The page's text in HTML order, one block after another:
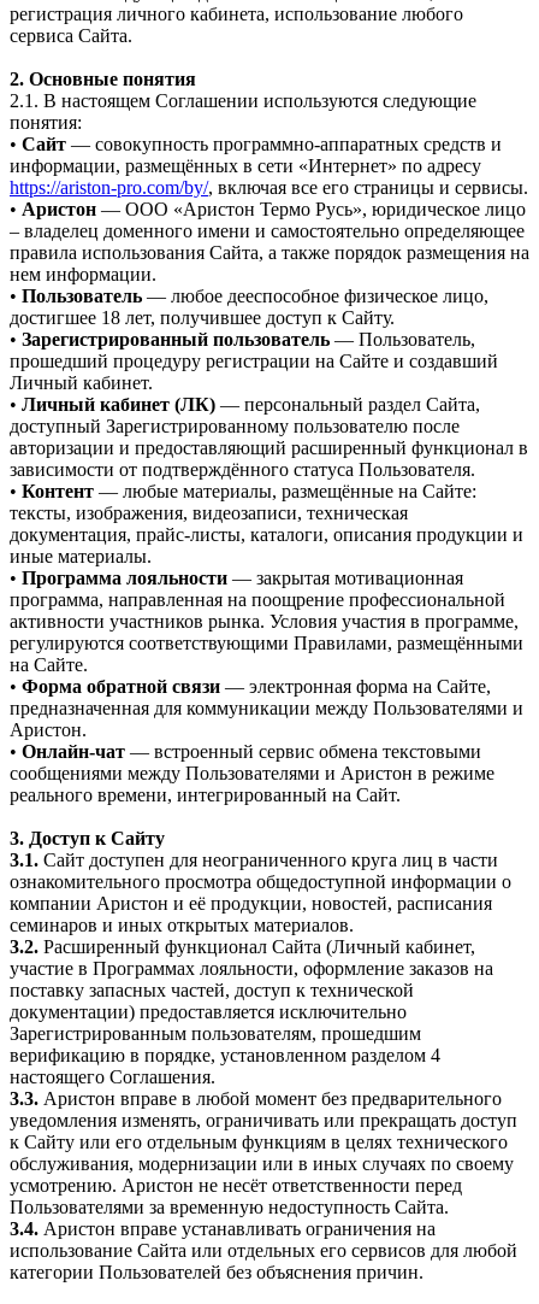
регистрация личного кабинета, использование любого
сервиса Сайта.
2. Основные понятия
2.1. В настоящем Соглашении используются следующие
понятия:
• Сайт — совокупность программно-аппаратных средств и
информации, размещённых в сети «Интернет» по адресу
https://ariston-pro.com/by/, включая все его страницы и сервисы.
• Аристон — ООО «Аристон Термо Русь», юридическое лицо
– владелец доменного имени и самостоятельно определяющее
правила использования Сайта, а также порядок размещения на
нем информации.
• Пользователь — любое дееспособное физическое лицо,
достигшее 18 лет, получившее доступ к Сайту.
• Зарегистрированный пользователь — Пользователь,
прошедший процедуру регистрации на Сайте и создавший
Личный кабинет.
• Личный кабинет (ЛК) — персональный раздел Сайта,
доступный Зарегистрированному пользователю после
авторизации и предоставляющий расширенный функционал в
зависимости от подтверждённого статуса Пользователя.
• Контент — любые материалы, размещённые на Сайте:
тексты, изображения, видеозаписи, техническая
документация, прайс-листы, каталоги, описания продукции и
иные материалы.
• Программа лояльности — закрытая мотивационная
программа, направленная на поощрение профессиональной
активности участников рынка. Условия участия в программе,
регулируются соответствующими Правилами, размещёнными
на Сайте.
• Форма обратной связи — электронная форма на Сайте,
предназначенная для коммуникации между Пользователями и
Аристон.
• Онлайн-чат — встроенный сервис обмена текстовыми
сообщениями между Пользователями и Аристон в режиме
реального времени, интегрированный на Сайт.
3. Доступ к Сайту
3.1. Сайт доступен для неограниченного круга лиц в части
ознакомительного просмотра общедоступной информации о
компании Аристон и её продукции, новостей, расписания
семинаров и иных открытых материалов.
3.2. Расширенный функционал Сайта (Личный кабинет,
участие в Программах лояльности, оформление заказов на
поставку запасных частей, доступ к технической
документации) предоставляется исключительно
Зарегистрированным пользователям, прошедшим
верификацию в порядке, установленном разделом 4
настоящего Соглашения.
3.3. Аристон вправе в любой момент без предварительного
уведомления изменять, ограничивать или прекращать доступ
к Сайту или его отдельным функциям в целях технического
обслуживания, модернизации или в иных случаях по своему
усмотрению. Аристон не несёт ответственности перед
Пользователями за временную недоступность Сайта.
3.4. Аристон вправе устанавливать ограничения на
использование Сайта или отдельных его сервисов для любой
категории Пользователей без объяснения причин.